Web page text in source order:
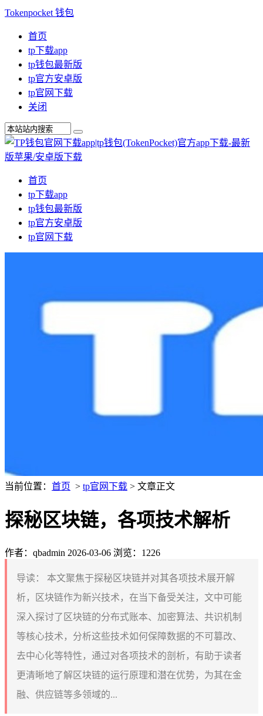
Tokenpocket 钱包
首页
tp下载app
tp钱包最新版
tp官方安卓版
tp官网下载
关闭
首页
tp下载app
tp钱包最新版
tp官方安卓版
tp官网下载
当前位置： 首页 > tp官网下载 > 文章正文
探秘区块链，各项技术解析
作者：qbadmin 2026-03-06 浏览：1226
导读：
本文聚焦于探秘区块链并对其各项技术展开解
析，区块链作为新兴技术，在当下备受关注，文中可能
深入探讨了区块链的分布式账本、加密算法、共识机制
等核心技术，分析这些技术如何保障数据的不可篡改、
去中心化等特性，通过对各项技术的剖析，有助于读者
更清晰地了解区块链的运行原理和潜在优势，为其在金
融、供应链等多领域的...